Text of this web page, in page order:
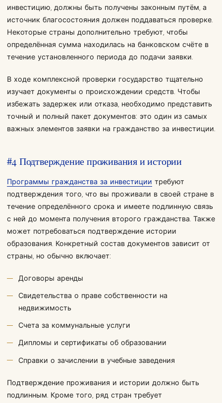
инвестицию, должны быть получены законным путём, а
источник благосостояния должен поддаваться проверке.
Некоторые страны дополнительно требуют, чтобы
определённая сумма находилась на банковском счёте в
течение установленного периода до подачи заявки.
В ходе комплексной проверки государство тщательно
изучает документы о происхождении средств. Чтобы
избежать задержек или отказа, необходимо представить
точный и полный пакет документов: это один из самых
важных элементов заявки на гражданство за инвестиции.
#4 Подтверждение проживания и истории
Программы гражданства за инвестиции требуют
подтверждения того, что вы проживали в своей стране в
течение определённого срока и имеете подлинную связь
с ней до момента получения второго гражданства. Также
может потребоваться подтверждение истории
образования. Конкретный состав документов зависит от
страны, но обычно включает:
Договоры аренды
Свидетельства о праве собственности на
недвижимость
Счета за коммунальные услуги
Дипломы и сертификаты об образовании
Справки о зачислении в учебные заведения
Подтверждение проживания и истории должно быть
подлинным. Кроме того, ряд стран требует